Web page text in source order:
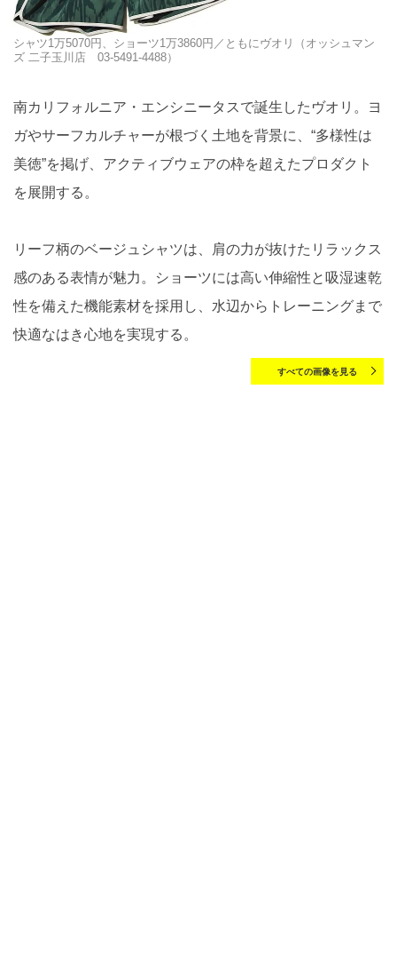
シャツ1万5070円、ショーツ1万3860円／ともにヴオリ（オッシュマン
ズ 二子玉川店 03-5491-4488）
南カリフォルニア・エンシニータスで誕生したヴオリ。ヨ
ガやサーフカルチャーが根づく土地を背景に、“多様性は
美徳”を掲げ、アクティブウェアの枠を超えたプロダクト
を展開する。
リーフ柄のベージュシャツは、肩の力が抜けたリラックス
感のある表情が魅力。ショーツには高い伸縮性と吸湿速乾
性を備えた機能素材を採用し、水辺からトレーニングまで
快適なはき心地を実現する。
すべての画像を見る